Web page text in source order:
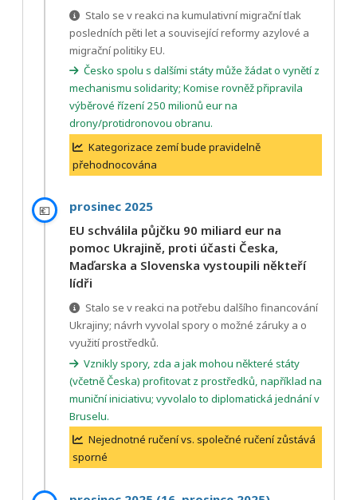
Stalo se v reakci na kumulativní migrační tlak
posledních pěti let a související reformy azylové a
migrační politiky EU.
Česko spolu s dalšími státy může žádat o vynětí z
mechanismu solidarity; Komise rovněž připravila
výběrové řízení 250 milionů eur na
drony/protidronovou obranu.
Kategorizace zemí bude pravidelně
přehodnocována
💶
prosinec 2025
EU schválila půjčku 90 miliard eur na
pomoc Ukrajině, proti účasti Česka,
Maďarska a Slovenska vystoupili někteří
lídři
Stalo se v reakci na potřebu dalšího financování
Ukrajiny; návrh vyvolal spory o možné záruky a o
využití prostředků.
Vznikly spory, zda a jak mohou některé státy
(včetně Česka) profitovat z prostředků, například na
muniční iniciativu; vyvolalo to diplomatická jednání v
Bruselu.
Nejednotné ručení vs. společné ručení zůstává
sporné